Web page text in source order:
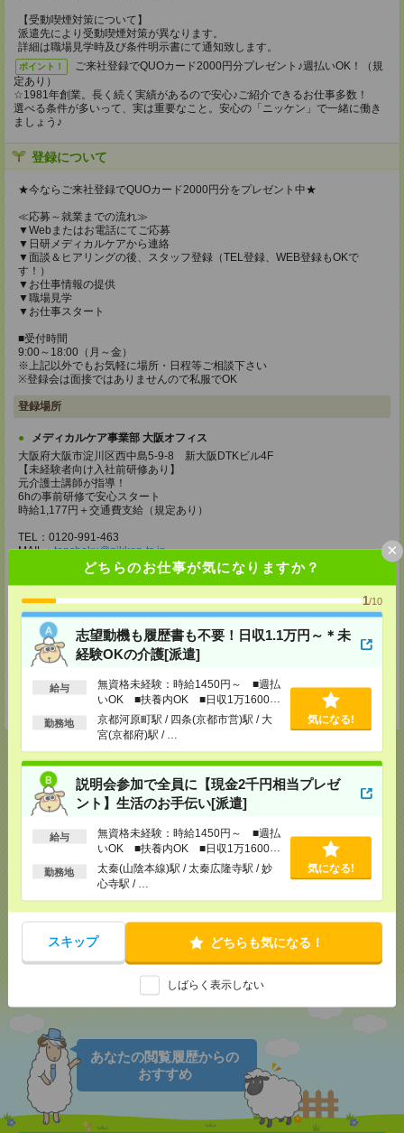
どちらのお仕事が気になりますか？
1/10
志望動機も履歴書も不要！日収1.1万円～＊未
経験OKの介護[派遣]
給与
無資格未経験：時給1450円～ ■週払
いOK ■扶養内OK ■日収1万1600円
以上
勤務地
京都河原町駅 / 四条(京都市営)駅 / 大
宮(京都府)駅 / …
気になる!
説明会参加で全員に【現金2千円相当プレゼ
ント】生活のお手伝い[派遣]
給与
無資格未経験：時給1450円～ ■週払
いOK ■扶養内OK ■日収1万1600円
以上
勤務地
太秦(山陰本線)駅 / 太秦広隆寺駅 / 妙
心寺駅 / …
気になる!
スキップ どちらも気になる！
しばらく表示しない
×
【受動喫煙対策について】
派遣先により受動喫煙対策が異なります。
詳細は職場見学時及び条件明示書にて通知致します。
ポイント！
ご来社登録でQUOカード2000円分プレゼント♪週払いOK！（規
定あり）
☆1981年創業。長く続く実績があるので安心♪ご紹介できるお仕事多数！
選べる条件が多いって、実は重要なこと。安心の「ニッケン」で一緒に働き
ましょう♪
登録について
★今ならご来社登録でQUOカード2000円分をプレゼント中★
≪応募～就業までの流れ≫
▼Webまたはお電話にてご応募
▼日研メディカルケアから連絡
▼面談＆ヒアリングの後、スタッフ登録（TEL登録、WEB登録もOKで
す！）
▼お仕事情報の提供
▼職場見学
▼お仕事スタート
■受付時間
9:00～18:00（月～金）
※上記以外でもお気軽に場所・日程等ご相談下さい
※登録会は面接ではありませんので私服でOK
登録場所
メディカルケア事業部 大阪オフィス
大阪府大阪市淀川区西中島5-9-8 新大阪DTKビル4F
【未経験者向け入社前研修あり】
元介護士講師が指導！
6hの事前研修で安心スタート
時給1,177円＋交通費支給（規定あり）
TEL：0120-991-463
MAIL：tenshoku@nikken-ts.jp
担当：採用担当
京都府京都市下京区東塩小路町843番地2 日本生命京都ヤサカビル5F
TEL：0120-975-927
MAIL：tenshoku@nikken-ts.jp
担当：採用担当
★今ならご来社登録でQUOカード2000円分をプレゼント中★
応募ページへ
気になる！ 電話応募
で送る LINE
ツイート
あなたの閲覧履歴からの
おすすめ